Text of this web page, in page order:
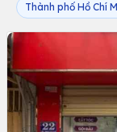
Thành phố Hồ Chí